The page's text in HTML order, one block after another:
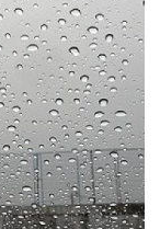
حوادث
دولية
المرأة
فنية